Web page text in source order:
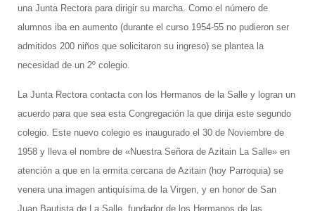
una Junta Rectora para dirigir su marcha. Como el número de
alumnos iba en aumento (durante el curso 1954-55 no pudieron ser
admitidos 200 niños que solicitaron su ingreso) se plantea la
necesidad de un 2º colegio.
La Junta Rectora contacta con los Hermanos de la Salle y logran un
acuerdo para que sea esta Congregación la que dirija este segundo
colegio. Este nuevo colegio es inaugurado el 30 de Noviembre de
1958 y lleva el nombre de «Nuestra Señora de Azitain La Salle» en
atención a que en la ermita cercana de Azitain (hoy Parroquia) se
venera una imagen antiquísima de la Virgen, y en honor de San
Juan Bautista de La Salle, fundador de los Hermanos de las